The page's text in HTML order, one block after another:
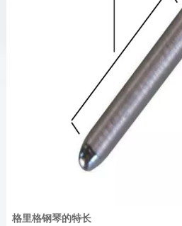
格里格钢琴的特长